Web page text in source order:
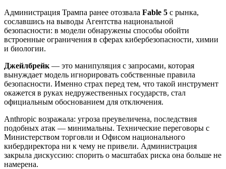
Администрация Трампа ранее отозвала Fable 5 с рынка,
сославшись на выводы Агентства национальной
безопасности: в модели обнаружены способы обойти
встроенные ограничения в сферах кибербезопасности, химии
и биологии.
Джейлбрейк — это манипуляция с запросами, которая
вынуждает модель игнорировать собственные правила
безопасности. Именно страх перед тем, что такой инструмент
окажется в руках недружественных государств, стал
официальным обоснованием для отключения.
Anthropic возражала: угроза преувеличена, последствия
подобных атак — минимальны. Технические переговоры с
Министерством торговли и Офисом национального
кибердиректора ни к чему не привели. Администрация
закрыла дискуссию: спорить о масштабах риска она больше не
намерена.